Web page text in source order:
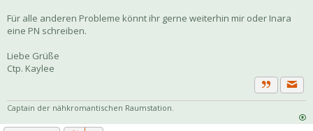
Für alle anderen Probleme könnt ihr gerne weiterhin mir oder Inara
eine PN schreiben.
Liebe Grüße
Ctp. Kaylee
Zitat
Captain der nähkromantischen Raumstation.